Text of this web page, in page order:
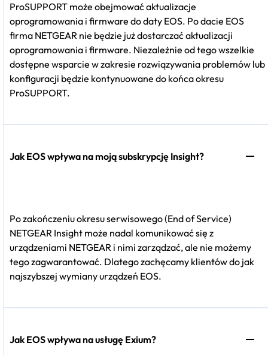
ProSUPPORT może obejmować aktualizacje
oprogramowania i firmware do daty EOS. Po dacie EOS
firma NETGEAR nie będzie już dostarczać aktualizacji
oprogramowania i firmware. Niezależnie od tego wszelkie
dostępne wsparcie w zakresie rozwiązywania problemów lub
konfiguracji będzie kontynuowane do końca okresu
ProSUPPORT.
Jak EOS wpływa na moją subskrypcję Insight?
Po zakończeniu okresu serwisowego (End of Service)
NETGEAR Insight może nadal komunikować się z
urządzeniami NETGEAR i nimi zarządzać, ale nie możemy
tego zagwarantować. Dlatego zachęcamy klientów do jak
najszybszej wymiany urządzeń EOS.
Jak EOS wpływa na usługę Exium?